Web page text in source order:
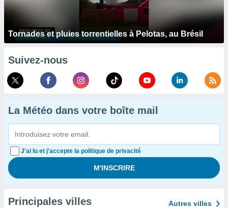
Tornades et pluies torrentielles à Pelotas, au Brésil
Suivez-nous
La Météo dans votre boîte mail
J'ai lu et j'accepte la politique de privacité
Principales villes Autres villes